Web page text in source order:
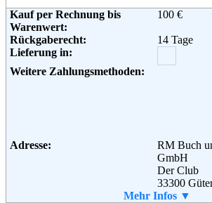
Kauf per Rechnung bis
Warenwert:
100 €
Rückgaberecht:
14 Tage
Lieferung in:
Weitere Zahlungsmethoden:
Adresse:
RM Buch
GmbH
Der Club
33300
0180 / 5 415
Mehr Infos ▼